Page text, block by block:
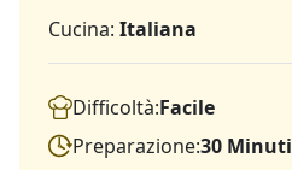
Cucina: Italiana
Difficoltà:Facile
Preparazione:30 Minuti